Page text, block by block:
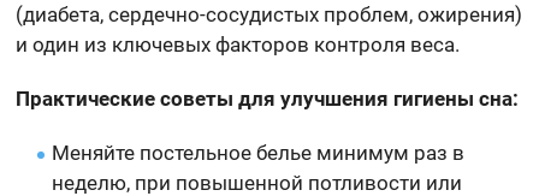
(диабета, сердечно-сосудистых проблем, ожирения)
и один из ключевых факторов контроля веса.
Практические советы для улучшения гигиены сна:
Меняйте постельное белье минимум раз в
неделю, при повышенной потливости или